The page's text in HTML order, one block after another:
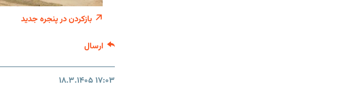
بازکردن در پنجره جدید
ارسال
۱۷:۰۳ ۱۸.۳.۱۴۰۵